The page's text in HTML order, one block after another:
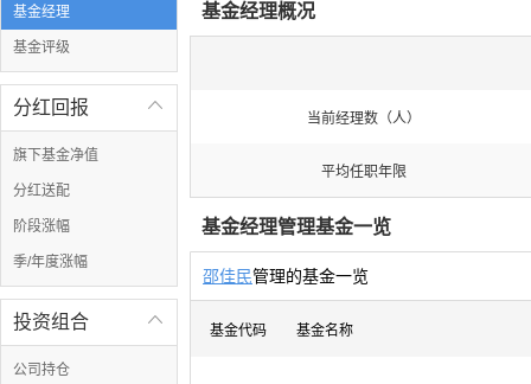
基金经理
基金评级

分红回报
旗下基金净值
分红送配
阶段涨幅
季/年度涨幅

投资组合
公司持仓
基金经理概况
当前经理数（人）
平均任职年限
基金经理管理基金一览
邵佳民管理的基金一览
基金代码 基金名称